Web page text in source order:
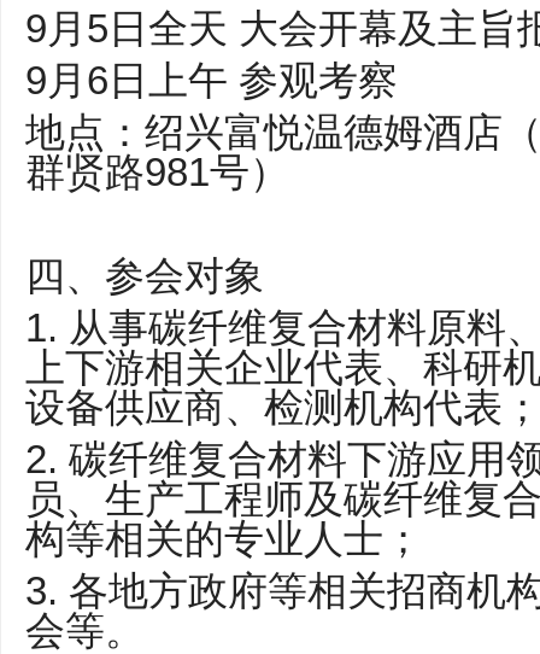
9月5日全天 大会开幕及主旨
9月6日上午 参观考察
地点：绍兴富悦温德姆酒店
群贤路981号）
四、参会对象
1. 从事碳纤维复合材料原料
上下游相关企业代表、科研
设备供应商、检测机构代表
2. 碳纤维复合材料下游应用
员、生产工程师及碳纤维复
构等相关的专业人士；
3. 各地方政府等相关招商机
会等。